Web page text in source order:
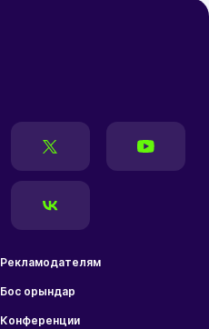
Рекламодателям
Бос орындар
Конференции